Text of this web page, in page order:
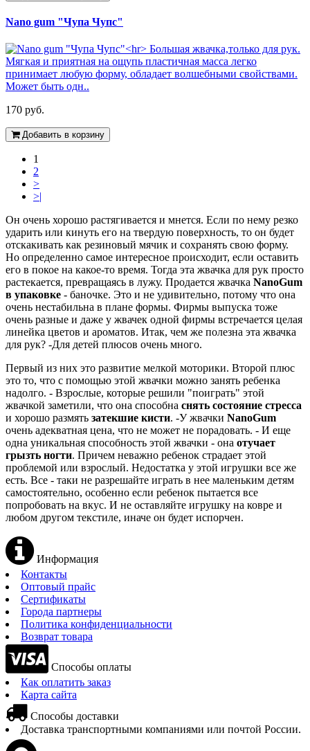
Nano gum "Чупа Чупс"
170 руб.
Добавить в корзину
1
2
>
>|
Он очень хорошо растягивается и мнется. Если по нему резко
ударить или кинуть его на твердую поверхность, то он будет
отскакивать как резиновый мячик и сохранять свою форму.
Но определенно самое интересное происходит, если оставить
его в покое на какое-то время. Тогда эта жвачка для рук просто
растекается, превращаясь в лужу. Продается жвачка NanoGum
в упаковке - баночке. Это и не удивительно, потому что она
очень нестабильна в плане формы. Фирмы выпуска тоже
очень разные и даже у жвачек одной фирмы встречается целая
линейка цветов и ароматов. Итак, чем же полезна эта жвачка
для рук? -Для детей плюсов очень много.
Первый из них это развитие мелкой моторики. Второй плюс
это то, что с помощью этой жвачки можно занять ребенка
надолго. - Взрослые, которые решили "поиграть" этой
жвачкой заметили, что она способна снять состояние стресса
и хорошо размять затекшие кисти. -У жвачки NanoGum
очень адекватная цена, что не может не порадовать. - И еще
одна уникальная способность этой жвачки - она отучает
грызть ногти. Причем неважно ребенок страдает этой
проблемой или взрослый. Недостатка у этой игрушки все же
есть. Все - таки не разрешайте играть в нее маленьким детям
самостоятельно, особенно если ребенок пытается все
попробовать на вкус. И не оставляйте игрушку на ковре и
любом другом текстиле, иначе он будет испорчен.
Информация
Контакты
Оптовый прайс
Сертификаты
Города партнеры
Политика конфиденциальности
Возврат товара
Способы оплаты
Как оплатить заказ
Карта сайта
Способы доставки
Доставка транспортными компаниями или почтой России.